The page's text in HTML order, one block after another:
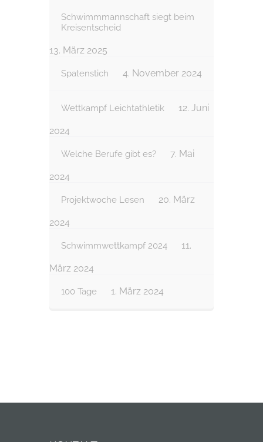
Schwimmmannschaft siegt beim
Kreisentscheid
13. März 2025
Spatenstich 4. November 2024
Wettkampf Leichtathletik 12. Juni
2024
Welche Berufe gibt es? 7. Mai
2024
Projektwoche Lesen 20. März
2024
Schwimmwettkampf 2024 11.
März 2024
100 Tage 1. März 2024